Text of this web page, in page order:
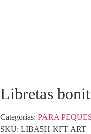
Libretas
Categorías: PARA
SKU: LIBA5H-KFT-ART